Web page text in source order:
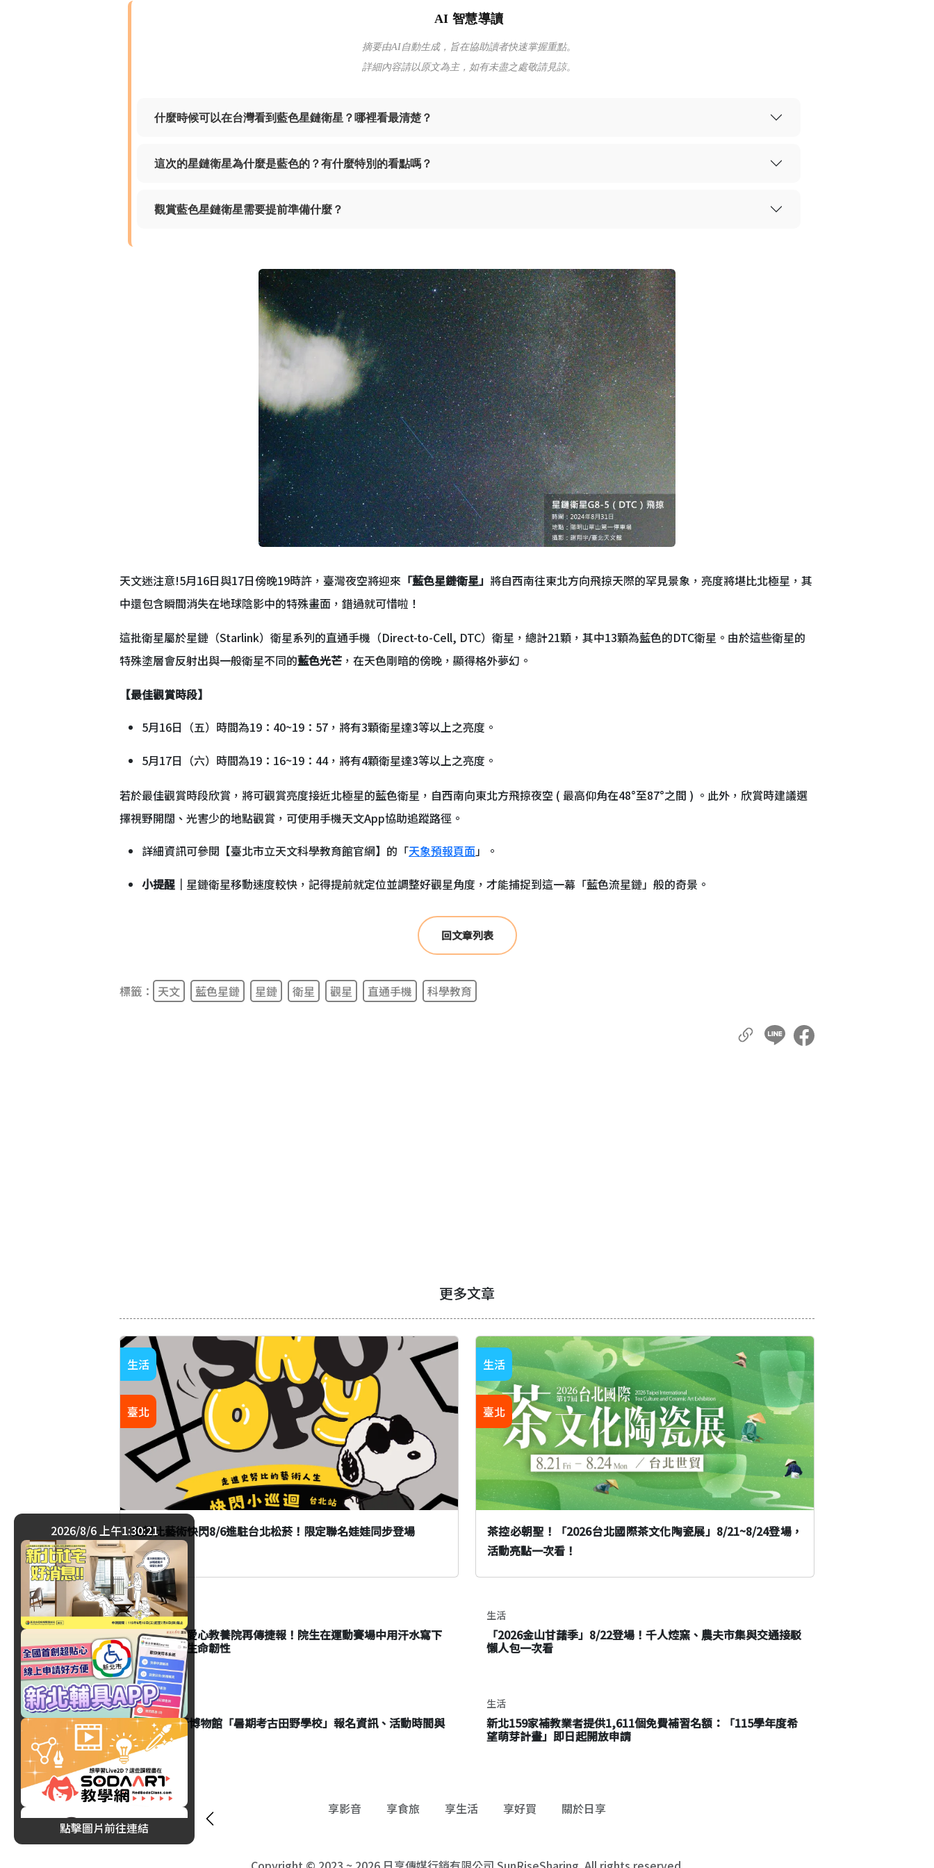
AI 智慧導讀
摘要由AI自動生成，旨在協助讀者快速掌握重點。
詳細內容請以原文為主，如有未盡之處敬請見諒。
什麼時候可以在台灣看到藍色星鏈衛星？哪裡看最清楚？
這次的星鏈衛星為什麼是藍色的？有什麼特別的看點嗎？
觀賞藍色星鏈衛星需要提前準備什麼？
天文迷注意!5月16日與17日傍晚19時許，臺灣夜空將迎來 「藍色星鏈衛星」 將自西南往東北方向飛掠天際的罕見景象，亮度將堪比北極星，其
中還包含瞬間消失在地球陰影中的特殊畫面，錯過就可惜啦！
這批衛星屬於星鏈（Starlink）衛星系列的直通手機（Direct-to-Cell, DTC）衛星，總計21顆，其中13顆為藍色的DTC衛星。由於這些衛星的
特殊塗層會反射出與一般衛星不同的藍色光芒 ，在天色剛暗的傍晚，顯得格外夢幻。
【最佳觀賞時段】
5月16日（五）時間為19：40~19：57，將有3顆衛星達3等以上之亮度。
5月17日（六）時間為19：16~19：44，將有4顆衛星達3等以上之亮度。
若於最佳觀賞時段欣賞，將可觀賞亮度接近北極星的藍色衛星，自西南向東北方飛掠夜空 ( 最高仰角在48°至87°之間 ) 。此外，欣賞時建議選
擇視野開闊、光害少的地點觀賞，可使用手機天文App協助追蹤路徑。
詳細資訊可參閱【臺北市立天文科學教育館官網】的「天象預報頁面」。
小提醒｜ 星鏈衛星移動速度較快，記得提前就定位並調整好觀星角度，才能捕捉到這一幕「藍色流星鏈」般的奇景。
回文章列表
標籤： 天文 藍色星鏈 星鏈 衛星 觀星 直通手機 科學教育
更多文章
史努比藝術快閃8/6進駐台北松菸！限定聯名娃娃同步登場
生活
臺北
茶控必朝聖！「2026台北國際茶文化陶瓷展」8/21~8/24登場，
活動亮點一次看！
生活
臺北
生活
新北市八里愛心教養院再傳捷報！院生在運動賽場中用汗水寫下
傳奇，展現生命韌性
生活
「2026金山甘藷季」8/22登場！千人焢窯、農夫市集與交通接駁
懶人包一次看
生活
2026十三行博物館「暑期考古田野學校」報名資訊、活動時間與
費用全攻略
生活
新北159家補教業者提供1,611個免費補習名額：「115學年度希
望萌芽計畫」即日起開放申請
2026/8/6 上午1:30:22
點擊圖片前往連結
享影音 享食旅 享生活 享好買 關於日享